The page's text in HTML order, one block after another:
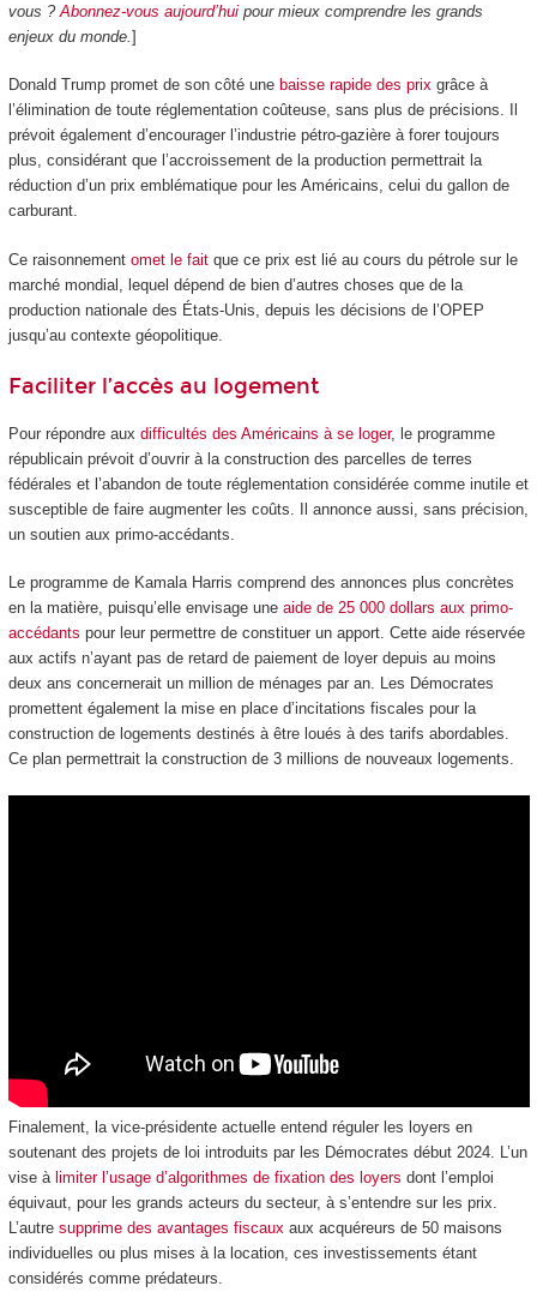
vous ? Abonnez-vous aujourd’huipour mieux comprendre les grands
enjeux du monde. ]
Donald Trump promet de son côté une baisse rapide des prixgrâce à
l’élimination de toute réglementation coûteuse, sans plus de précisions. Il
prévoit également d’encourager l’industrie pétro-gazière à forer toujours
plus, considérant que l’accroissement de la production permettrait la
réduction d’un prix emblématique pour les Américains, celui du gallon de
carburant.
Ce raisonnement omet le faitque ce prix est lié au cours du pétrole sur le
marché mondial, lequel dépend de bien d’autres choses que de la
production nationale des États-Unis, depuis les décisions de l’OPEP
jusqu’au contexte géopolitique.
Faciliter l’accès au logement
Pour répondre aux difficultés des Américains à se loger, le programme
républicain prévoit d’ouvrir à la construction des parcelles de terres
fédérales et l’abandon de toute réglementation considérée comme inutile et
susceptible de faire augmenter les coûts. Il annonce aussi, sans précision,
un soutien aux primo-accédants.
Le programme de Kamala Harris comprend des annonces plus concrètes
en la matière, puisqu’elle envisage une aide de 25 000 dollars aux primo-
accédants pour leur permettre de constituer un apport. Cette aide réservée
aux actifs n’ayant pas de retard de paiement de loyer depuis au moins
deux ans concernerait un million de ménages par an. Les Démocrates
promettent également la mise en place d’incitations fiscales pour la
construction de logements destinés à être loués à des tarifs abordables.
Ce plan permettrait la construction de 3 millions de nouveaux logements.
Finalement, la vice-présidente actuelle entend réguler les loyers en
soutenant des projets de loi introduits par les Démocrates début 2024. L’un
vise à limiter l’usage d’algorithmes de fixation des loyers dont l’emploi
équivaut, pour les grands acteurs du secteur, à s’entendre sur les prix.
L’autre supprime des avantages fiscaux aux acquéreurs de 50 maisons
individuelles ou plus mises à la location, ces investissements étant
considérés comme prédateurs.